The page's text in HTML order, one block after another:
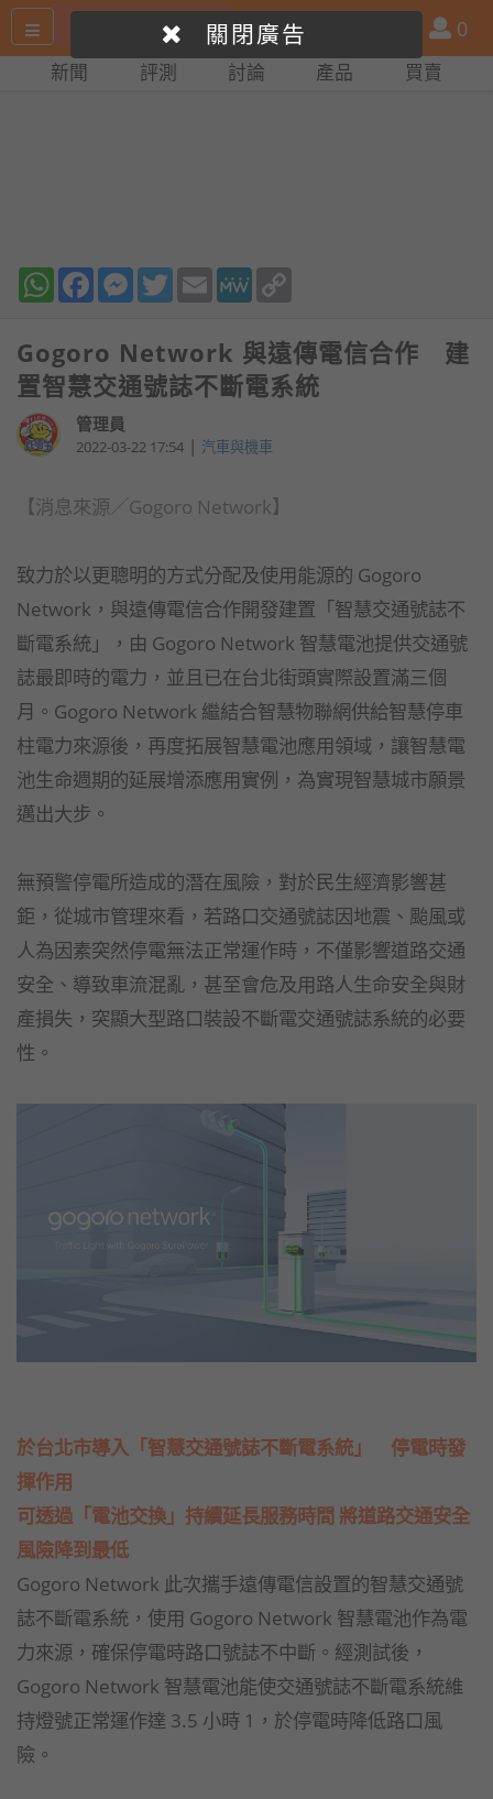
尋
產
品
比
會
員
0
新聞 評測 討論 產品 買賣
WhatsAppFacebookMessenger
TwitterEmail MeWe
Gogoro Network 與遠傳電信合作 建
置智慧交通號誌不斷電系統
管理員
2022-03-22 17:54 | 汽車與機車
【消息來源／Gogoro Network】
致力於以更聰明的方式分配及使用能源的 Gogoro
Network，與遠傳電信合作開發建置「智慧交通號誌不
斷電系統」，由 Gogoro Network 智慧電池提供交通號
誌最即時的電力，並且已在台北街頭實際設置滿三個
月。Gogoro Network 繼結合智慧物聯網供給智慧停車
柱電力來源後，再度拓展智慧電池應用領域，讓智慧電
池生命週期的延展增添應用實例，為實現智慧城市願景
邁出大步。
無預警停電所造成的潛在風險，對於民生經濟影響甚
鉅，從城市管理來看，若路口交通號誌因地震、颱風或
人為因素突然停電無法正常運作時，不僅影響道路交通
安全、導致車流混亂，甚至會危及用路人生命安全與財
產損失，突顯大型路口裝設不斷電交通號誌系統的必要
性。
關閉廣告
於台北市導入「智慧交通號誌不斷電系統」 停電時發
揮作用
可透過「電池交換」持續延長服務時間 將道路交通安全
風險降到最低
Gogoro Network 此次攜手遠傳電信設置的智慧交通號
誌不斷電系統，使用 Gogoro Network 智慧電池作為電
力來源，確保停電時路口號誌不中斷。經測試後，
Gogoro Network 智慧電池能使交通號誌不斷電系統維
持燈號正常運作達 3.5 小時 1，於停電時降低路口風
險。